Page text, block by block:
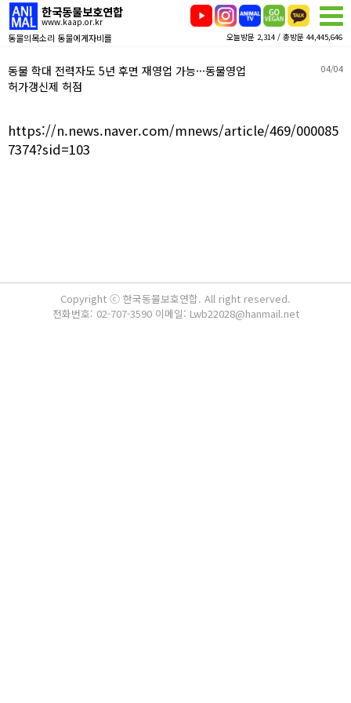
한국동물보호연합
www.kaap.or.kr
동물의목소리 동물에게자비를 오늘방문 2,314 / 총방문 44,445,646
동물 학대 전력자도 5년 후면 재영업 가능···동물영업
허가갱신제 허점
04/04
https://n.news.naver.com/mnews/article/469/000085
7374?sid=103
Copyright ⓒ 한국동물보호연합. All right reserved.
전화번호: 02-707-3590 이메일: Lwb22028@hanmail.net